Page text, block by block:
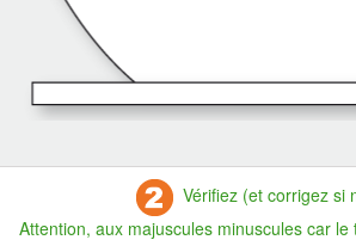
Vérifiez (et corrigez si
aux majuscules minuscules car le